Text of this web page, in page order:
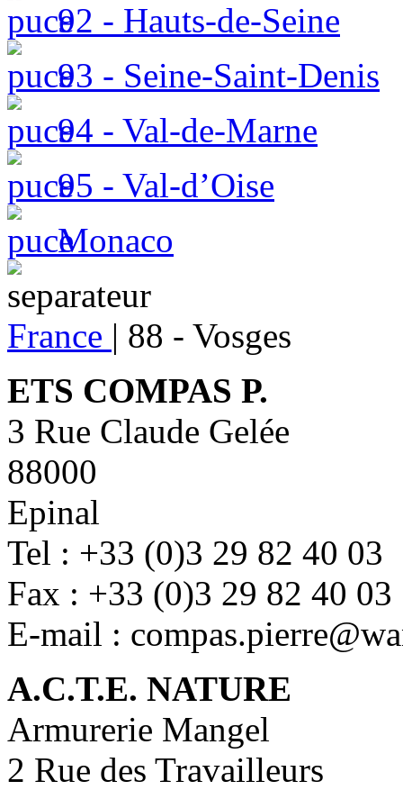
92 - Hauts-de-Seine
93 - Seine-Saint-Denis
94 - Val-de-Marne
95 - Val-d’Oise
Monaco
France | 88 - Vosges
ETS COMPAS P.
3 Rue Claude Gelée
88000
Epinal
Tel : +33 (0)3 29 82 40 03
Fax : +33 (0)3 29 82 40 03
E-mail :
A.C.T.E. NATURE
Armurerie Mangel
2 Rue des Travailleurs